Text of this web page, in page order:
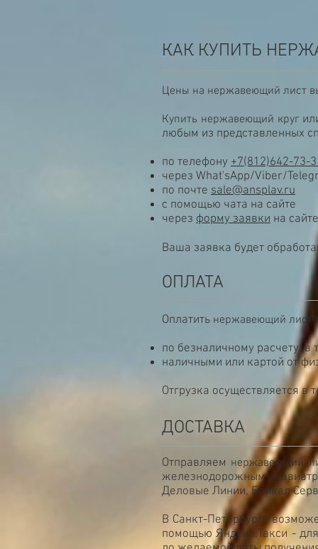
КАК КУПИТЬ
Цены на нержавеющий лист
Купить нержавеющий круг
любым из представленных
по телефону +7(812)642-73-
через What'sApp/Viber/
по почте sale@ansplav.ru
с помощью чата на сайте
через форму заявки на сайте
Ваша заявка будет
ОПЛАТА
Оплатить нержавеющий лист
по безналичному расчету, в
наличными или картой от
Отгрузка осуществляется в
ДОСТАВКА
Отправляем нержавеющий
железнодорожным и
Деловые Линии, Байкал
В Санкт-Петербурге
помощью Яндекс.Такси -